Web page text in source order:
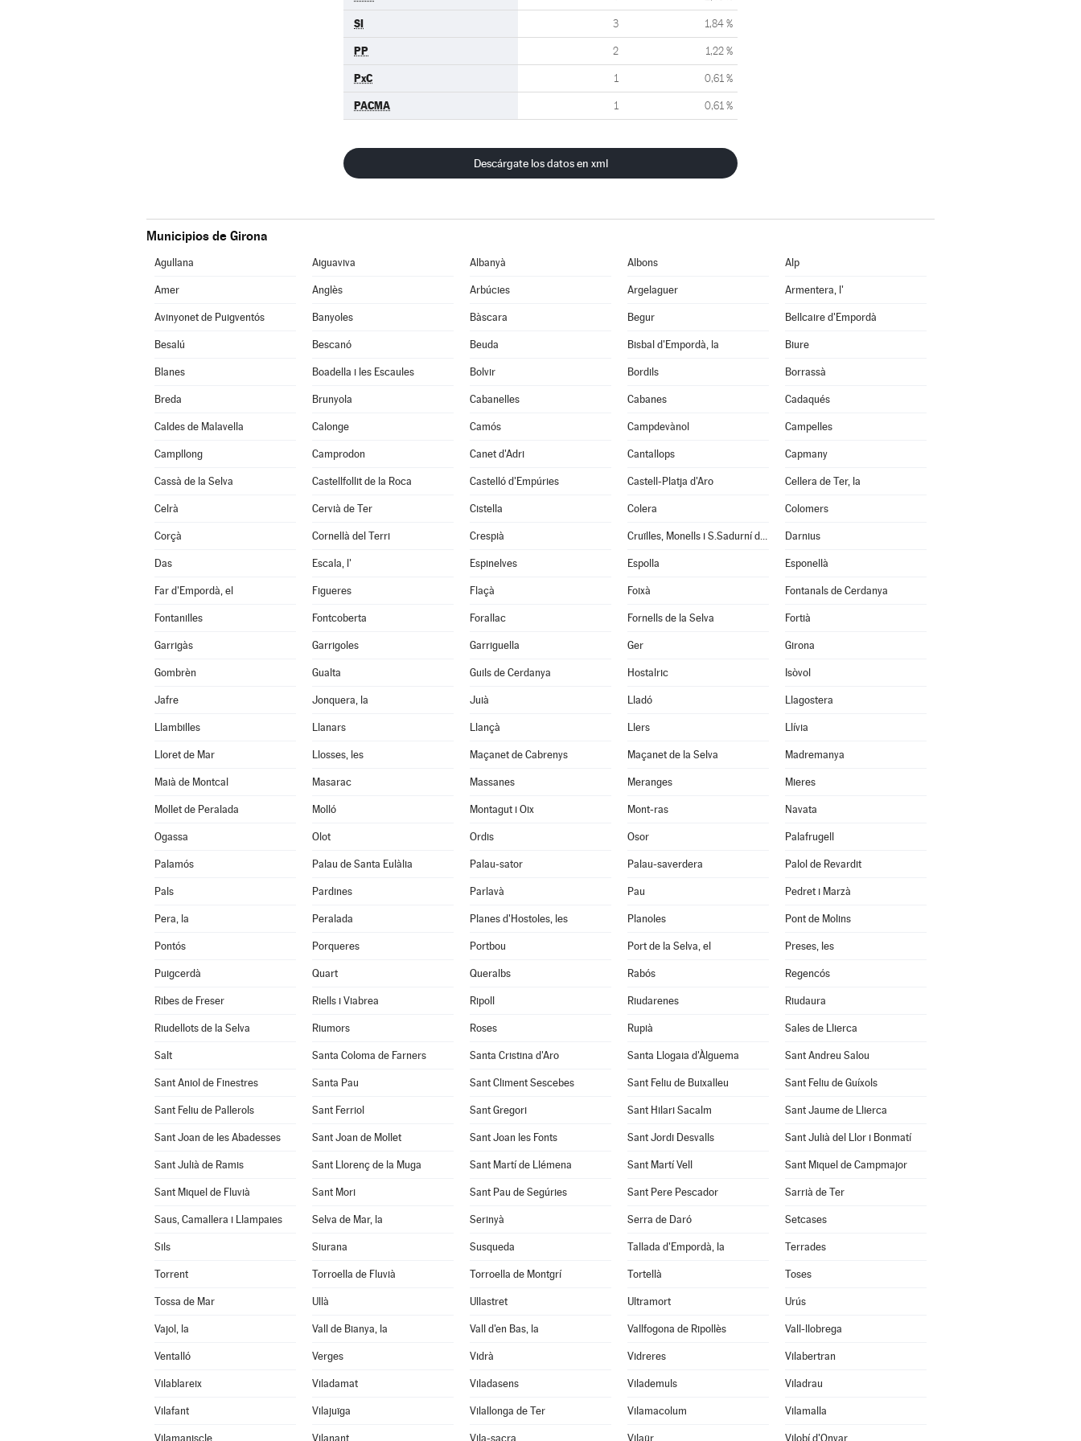
SI 3 1,84 %
PP 2 1,22 %
PxC 1 0,61 %
PACMA 1 0,61 %
Descárgate los datos en xml
Municipios de Girona
Agullana Aiguaviva Albanyà Albons Alp
Amer Anglès Arbúcies Argelaguer Armentera, l'
Avinyonet de Puigventós Banyoles Bàscara Begur Bellcaire d'Empordà
Besalú Bescanó Beuda Bisbal d'Empordà, la Biure
Blanes Boadella i les Escaules Bolvir Bordils Borrassà
Breda Brunyola Cabanelles Cabanes Cadaqués
Caldes de Malavella Calonge Camós Campdevànol Campelles
Campllong Camprodon Canet d'Adri Cantallops Capmany
Cassà de la Selva Castellfollit de la Roca Castelló d'Empúries Castell-Platja d'Aro Cellera de Ter, la
Celrà Cervià de Ter Cistella Colera Colomers
Corçà Cornellà del Terri Crespià Cruïlles, Monells i S.Sadurní de l'Heura Darnius
Das Escala, l' Espinelves Espolla Esponellà
Far d'Empordà, el Figueres Flaçà Foixà Fontanals de Cerdanya
Fontanilles Fontcoberta Forallac Fornells de la Selva Fortià
Garrigàs Garrigoles Garriguella Ger Girona
Gombrèn Gualta Guils de Cerdanya Hostalric Isòvol
Jafre Jonquera, la Juià Lladó Llagostera
Llambilles Llanars Llançà Llers Llívia
Lloret de Mar Llosses, les Maçanet de Cabrenys Maçanet de la Selva Madremanya
Maià de Montcal Masarac Massanes Meranges Mieres
Mollet de Peralada Molló Montagut i Oix Mont-ras Navata
Ogassa Olot Ordis Osor Palafrugell
Palamós Palau de Santa Eulàlia Palau-sator Palau-saverdera Palol de Revardit
Pals Pardines Parlavà Pau Pedret i Marzà
Pera, la Peralada Planes d'Hostoles, les Planoles Pont de Molins
Pontós Porqueres Portbou Port de la Selva, el Preses, les
Puigcerdà Quart Queralbs Rabós Regencós
Ribes de Freser Riells i Viabrea Ripoll Riudarenes Riudaura
Riudellots de la Selva Riumors Roses Rupià Sales de Llierca
Salt Santa Coloma de Farners Santa Cristina d'Aro Santa Llogaia d'Àlguema Sant Andreu Salou
Sant Aniol de Finestres Santa Pau Sant Climent Sescebes Sant Feliu de Buixalleu Sant Feliu de Guíxols
Sant Feliu de Pallerols Sant Ferriol Sant Gregori Sant Hilari Sacalm Sant Jaume de Llierca
Sant Joan de les Abadesses Sant Joan de Mollet Sant Joan les Fonts Sant Jordi Desvalls Sant Julià del Llor i Bonmatí
Sant Julià de Ramis Sant Llorenç de la Muga Sant Martí de Llémena Sant Martí Vell Sant Miquel de Campmajor
Sant Miquel de Fluvià Sant Mori Sant Pau de Segúries Sant Pere Pescador Sarrià de Ter
Saus, Camallera i Llampaies Selva de Mar, la Serinyà Serra de Daró Setcases
Sils Siurana Susqueda Tallada d'Empordà, la Terrades
Torrent Torroella de Fluvià Torroella de Montgrí Tortellà Toses
Tossa de Mar Ullà Ullastret Ultramort Urús
Vajol, la Vall de Bianya, la Vall d'en Bas, la Vallfogona de Ripollès Vall-llobrega
Ventalló Verges Vidrà Vidreres Vilabertran
Vilablareix Viladamat Viladasens Vilademuls Viladrau
Vilafant Vilajuïga Vilallonga de Ter Vilamacolum Vilamalla
Vilamaniscle Vilanant Vila-sacra Vilaür Vilobí d'Onyar